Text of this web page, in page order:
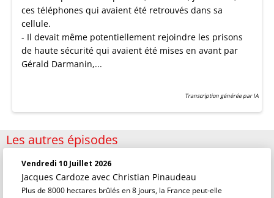
ces téléphones qui avaient été retrouvés dans sa
cellule.
- Il devait même potentiellement rejoindre les prisons
de haute sécurité qui avaient été mises en avant par
Gérald Darmanin,...
Transcription générée par IA
Les autres épisodes
Vendredi 10 Juillet 2026
Jacques Cardoze avec Christian Pinaudeau
Plus de 8000 hectares brûlés en 8 jours, la France peut-elle